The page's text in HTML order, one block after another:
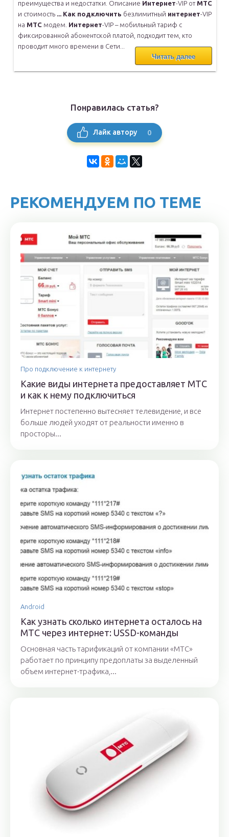
преимущества и недостатки. Описание Интернет-VIP от МТС
и стоимость
Как подключить безлимитный интернет-VIP
на МТС модем. Интернет-VIP – мобильный тариф с
фиксированной абонентской платой, подходит тем, кто
проводит много времени в Сети...
Читать далее
Понравилась статья?
Лайк автору 0
РЕКОМЕНДУЕМ ПО ТЕМЕ
Про подключение к интернету
Какие виды интернета предоставляет МТС
и как к нему подключиться
Интернет постепенно вытесняет телевидение, и все
больше людей уходят от реальности именно в
просторы...
Android
Как узнать сколько интернета осталось на
МТС через интернет: USSD-команды
Основная часть тарификаций от компании «МТС»
работает по принципу предоплаты за выделенный
объем интернет-трафика,...